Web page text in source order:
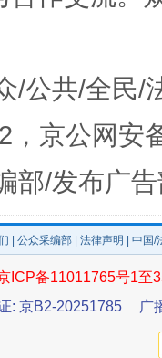
/公共/全民/
，京公网安
部/发布广
公众采编部 法律声明 | 中国
ICP备11011765号1至
: 京B2-20251785
广